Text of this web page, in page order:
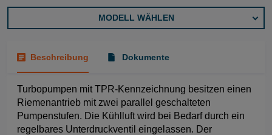
MODELL WÄHLEN
Beschreibung Dokumente
Turbopumpen mit TPR-Kennzeichnung besitzen einen
Riemenantrieb mit zwei parallel geschalteten
Pumpenstufen. Die Kühlluft wird bei Bedarf durch ein
regelbares Unterdruckventil eingelassen. Der